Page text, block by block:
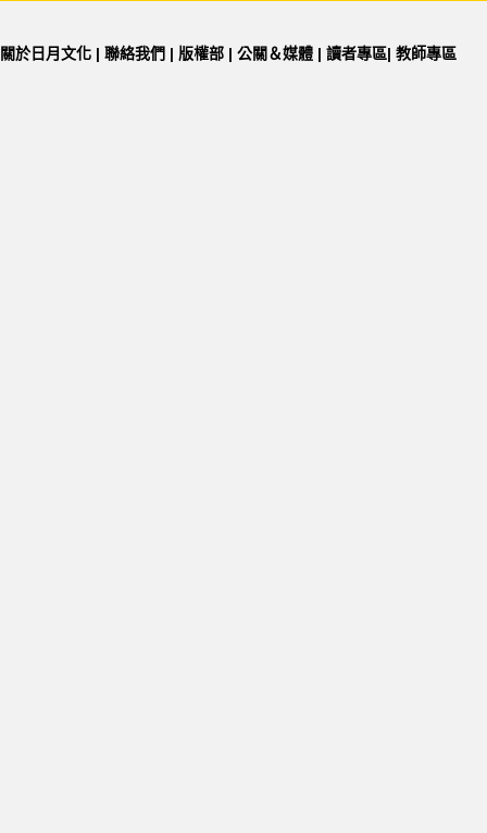
關於日月文化 | 聯絡我們 | 版權部 | 公關＆媒體 | 讀者專區| 教師專區